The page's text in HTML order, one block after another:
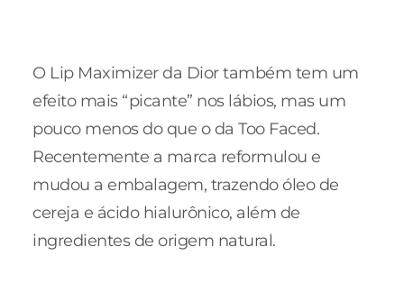
O Lip Maximizer da Dior também tem um
efeito mais “picante” nos lábios, mas um
pouco menos do que o da Too Faced.
Recentemente a marca reformulou e
mudou a embalagem, trazendo óleo de
cereja e ácido hialurônico, além de
ingredientes de origem natural.